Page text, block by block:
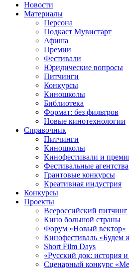
Новости
Материалы
Персона
Подкаст Мувистарт
Афиша
Премии
Фестивали
Юридические вопросы
Питчинги
Конкурсы
Киношколы
Библиотека
Формат: без фильтров
Новые кинотехнологии
Справочник
Питчинги
Киношколы
Кинофестивали и
Фестивальные агентства
Грантовые конкурсы
Креативная индустрия
Конкурсы
Проекты
Всероссийский
Кино большой страны
Форум «Новый вектор»
Кинофестиваль «Будем
Short Film Days
«Русский док: история
Сценарный конкурс